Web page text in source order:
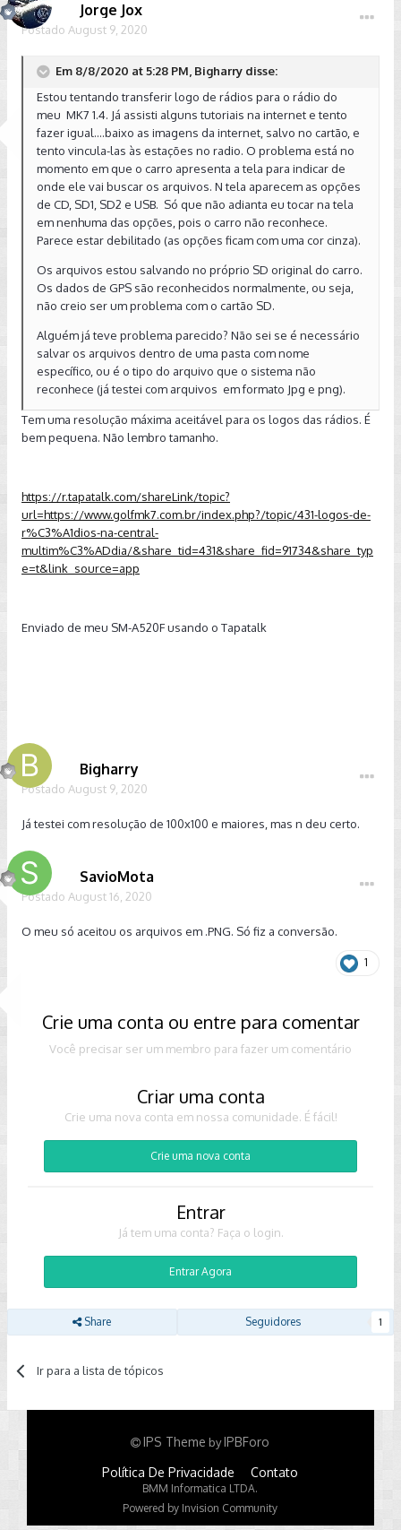
Jorge Jox
Postado August 9, 2020
Em 8/8/2020 at 5:28 PM, Bigharry disse:
Estou tentando transferir logo de rádios para o rádio do
meu MK7 1.4. Já assisti alguns tutoriais na internet e tento
fazer igual....baixo as imagens da internet, salvo no cartão, e
tento vincula-las às estações no radio. O problema está no
momento em que o carro apresenta a tela para indicar de
onde ele vai buscar os arquivos. N tela aparecem as opções
de CD, SD1, SD2 e USB. Só que não adianta eu tocar na tela
em nenhuma das opções, pois o carro não reconhece.
Parece estar debilitado (as opções ficam com uma cor cinza).
Os arquivos estou salvando no próprio SD original do carro.
Os dados de GPS são reconhecidos normalmente, ou seja,
não creio ser um problema com o cartão SD.
Alguém já teve problema parecido? Não sei se é necessário
salvar os arquivos dentro de uma pasta com nome
específico, ou é o tipo do arquivo que o sistema não
reconhece (já testei com arquivos em formato Jpg e png).
Tem uma resolução máxima aceitável para os logos das rádios. É
bem pequena. Não lembro tamanho.
https://r.tapatalk.com/shareLink/topic?
url=https://www.golfmk7.com.br/index.php?/topic/431-logos-de-
r%C3%A1dios-na-central-
multim%C3%ADdia/&share_tid=431&share_fid=91734&share_typ
e=t&link_source=app
Enviado de meu SM-A520F usando o Tapatalk
Bigharry
Postado August 9, 2020
Já testei com resolução de 100x100 e maiores, mas n deu certo.
SavioMota
Postado August 16, 2020
O meu só aceitou os arquivos em .PNG. Só fiz a conversão.
1
Crie uma conta ou entre para comentar
Você precisar ser um membro para fazer um comentário
Criar uma conta
Crie uma nova conta em nossa comunidade. É fácil!
Crie uma nova conta
Entrar
Já tem uma conta? Faça o login.
Entrar Agora
Share Seguidores 1
Ir para a lista de tópicos
IPS Theme byIPBForo
Política De Privacidade Contato
BMM Informatica LTDA.
Powered by Invision Community